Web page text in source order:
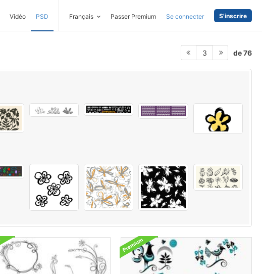
Vidéo PSD Français Passer Premium Se connecter S'inscrire
3 de 76